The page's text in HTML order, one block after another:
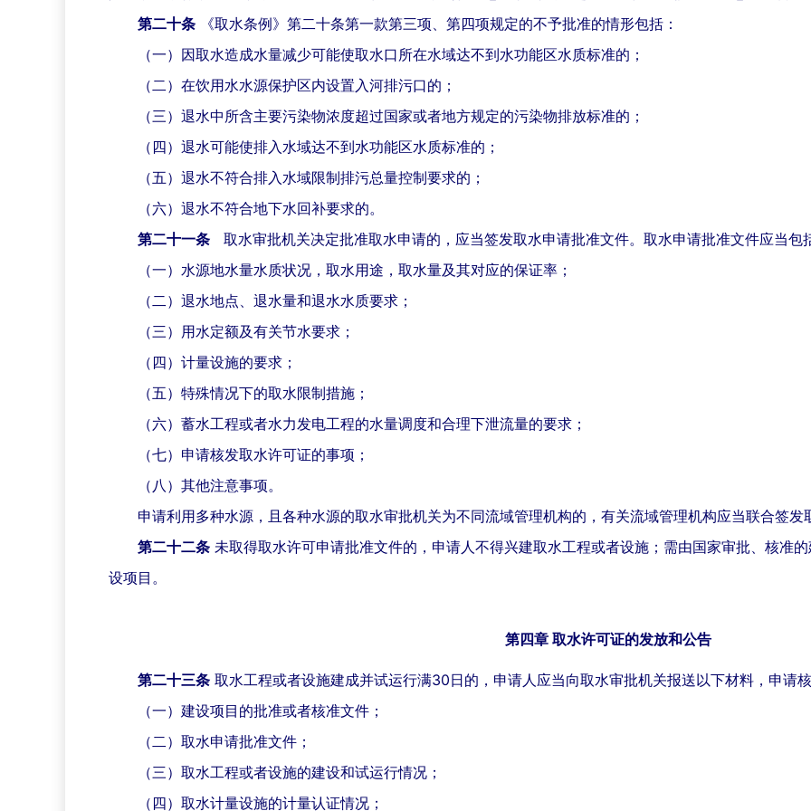
第二十条
《取水条例》第二十条第一款第三项、第四项规定的不予批准的情形包括：
（一）因取水造成水量减少可能使取水口所在水域达不到水功能区水质标准的；
（二）在饮用水水源保护区内设置入河排污口的；
（三）退水中所含主要污染物浓度超过国家或者地方规定的污染物排放标准的；
（四）退水可能使排入水域达不到水功能区水质标准的；
（五）退水不符合排入水域限制排污总量控制要求的；
（六）退水不符合地下水回补要求的。
第二十一条
取水审批机关决定批准取水申请的，应当签发取水申请批准文件。取水申请批准文件应当包
（一）水源地水量水质状况，取水用途，取水量及其对应的保证率；
（二）退水地点、退水量和退水水质要求；
（三）用水定额及有关节水要求；
（四）计量设施的要求；
（五）特殊情况下的取水限制措施；
（六）蓄水工程或者水力发电工程的水量调度和合理下泄流量的要求；
（七）申请核发取水许可证的事项；
（八）其他注意事项。
申请利用多种水源，且各种水源的取水审批机关为不同流域管理机构的，有关流域管理机构应当联合签发
第二十二条 未取得取水许可申请批准文件的，申请人不得兴建取水工程或者设施；需由国家审批、核准
设项目。
第四章 取水许可证的发放和公告
第二十三条 取水工程或者设施建成并试运行满30日的，申请人应当向取水审批机关报送以下材料，申请
（一）建设项目的批准或者核准文件；
（二）取水申请批准文件；
（三）取水工程或者设施的建设和试运行情况；
（四）取水计量设施的计量认证情况；